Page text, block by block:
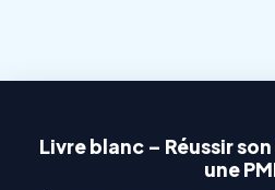
Livre blanc – Réussir
une